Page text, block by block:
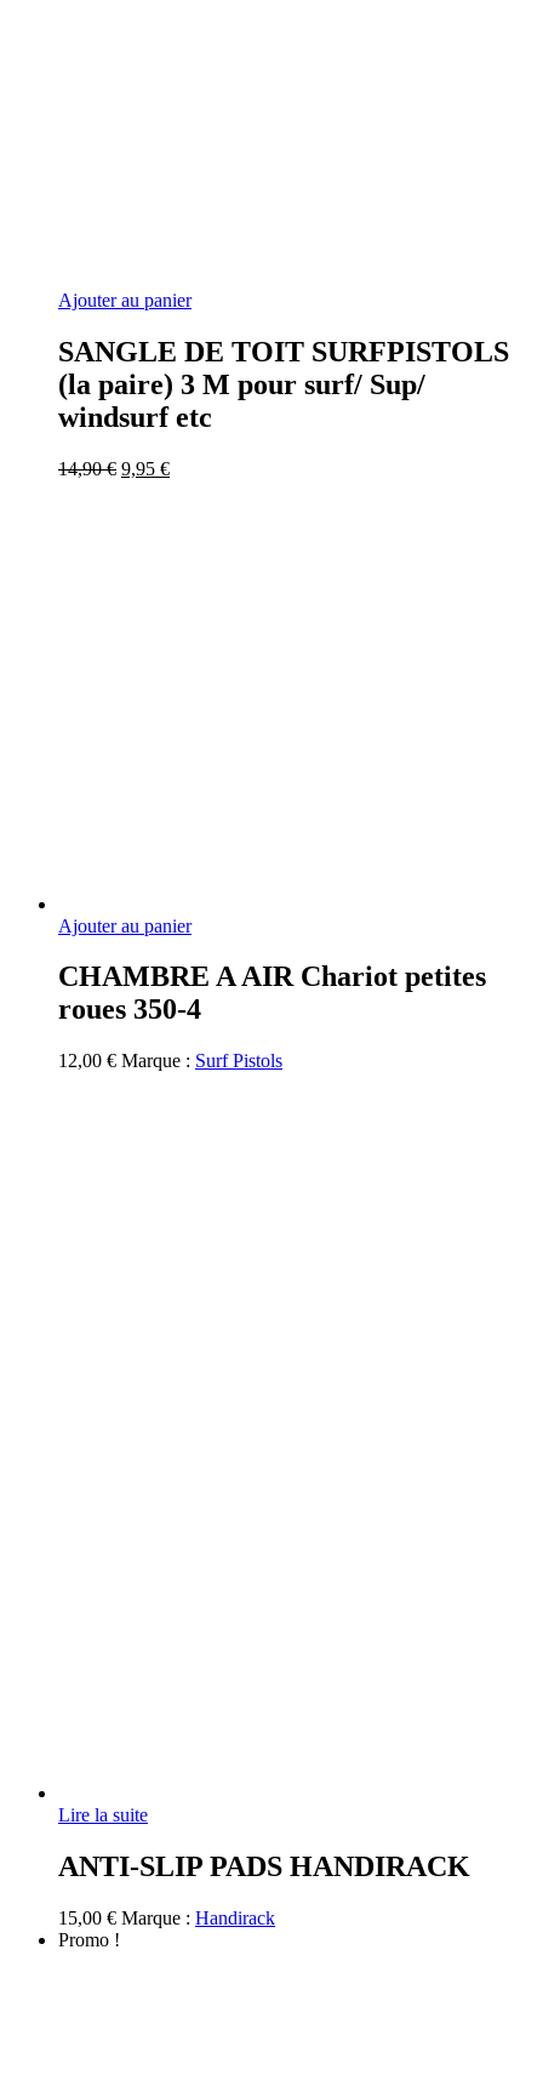
Ajouter au panier
SANGLE DE TOIT SURFPISTOLS
(la paire) 3 M pour surf/ Sup/
windsurf etc
14,90€ Le
9,95 €Le
Ajouter au panier
CHAMBRE A AIR Chariot petites
roues 350-4
12,00 € Marque : Surf Pistols
Lire la suite
ANTI-SLIP PADS HANDIRACK
15,00 € Marque : Handirack
Promo !